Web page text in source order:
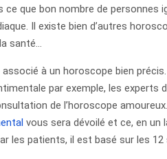
que bon nombre de personnes
Il existe bien d’autres
santé…
à un horoscope bien
par exemple, les experts
de l’horoscope
vous sera dévoilé et ce, en un
les patients, il est basé sur les 12